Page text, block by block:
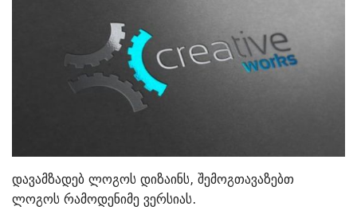
დავამზადებ ლოგოს დიზაინს, შემოგთავაზებთ
ლოგოს რამოდენიმე ვერსიას.